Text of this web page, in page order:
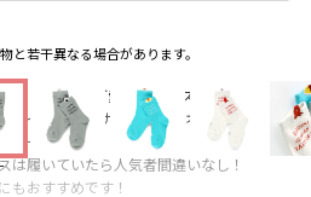
若干異なる場合があります。
」のロゴが可愛いソックスです。
ウインナー、サックスにはオムライス、
チーフが♡
は履いていたら人気者間違いなし！
もおすすめです！